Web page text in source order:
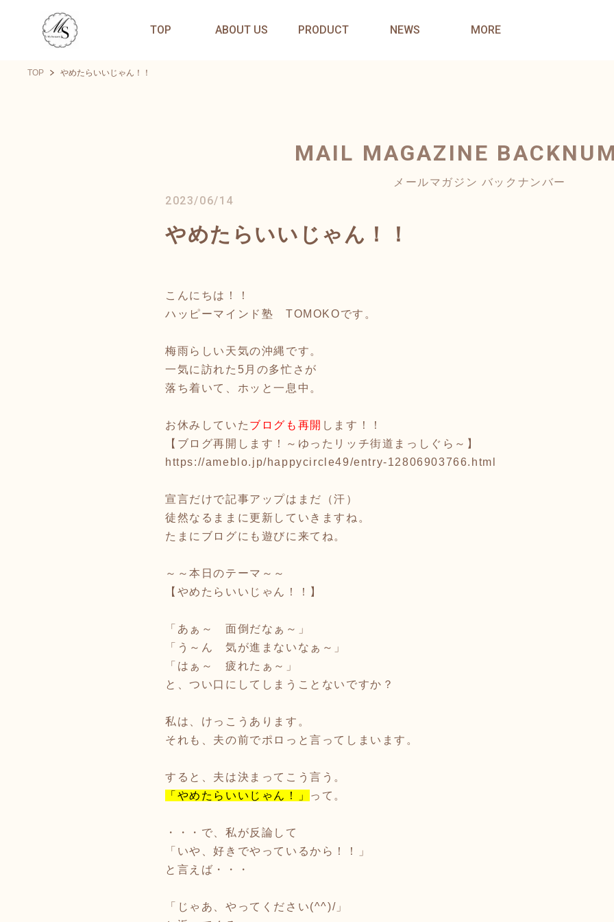
TOP ABOUT US PRODUCT NEWS MORE
TOP やめたらいいじゃん！！
MAIL MAGAZINE
メールマガジン バックナンバー
2023/06/14
やめたらいいじゃん！！
こんにちは！！
ハッピーマインド塾 TOMOKOです。
梅雨らしい天気の沖縄です。
一気に訪れた5月の多忙さが
落ち着いて、ホッと一息中。
お休みしていた ブログも再開 します！！
【ブログ再開します！～ゆったリッチ街道まっしぐら～】
https://ameblo.jp/happycircle49/entry-12806903766.html
宣言だけで記事アップはまだ（汗）
徒然なるままに更新していきますね。
たまにブログにも遊びに来てね。
～～本日のテーマ～～
【やめたらいいじゃん！！】
「あぁ～ 面倒だなぁ～」
「う～ん 気が進まないなぁ～」
「はぁ～ 疲れたぁ～」
と、つい口にしてしまうことないですか？
私は、けっこうあります。
それも、夫の前でポロっと言ってしまいます。
すると、夫は決まってこう言う。
「やめたらいいじゃん！」
って。
・・・で、私が反論して
「いや、好きでやっているから！！」
と言えば・・・
「じゃあ、やってください(^^)/」